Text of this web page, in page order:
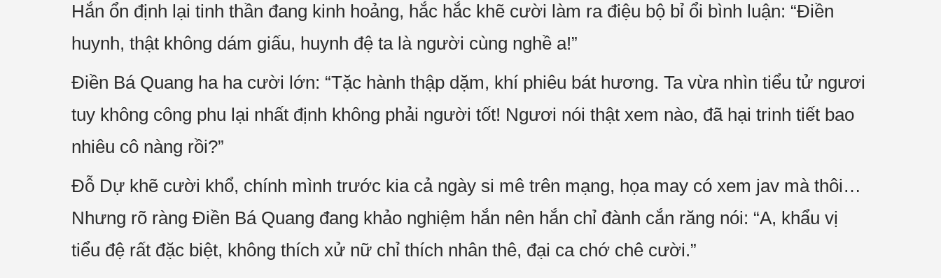
Hắn ổn định lại tinh thần đang kinh hoảng, hắc hắc khẽ cười làm ra điệu bộ bỉ ổi bình luận: “Điền
huynh, thật không dám giấu, huynh đệ ta là người cùng nghề a!”
Điền Bá Quang ha ha cười lớn: “Tặc hành thập dặm, khí phiêu bát hương. Ta vừa nhìn tiểu tử ngươi
tuy không công phu lại nhất định không phải người tốt! Ngươi nói thật xem nào, đã hại trinh tiết bao
nhiêu cô nàng rồi?”
Đỗ Dự khẽ cười khổ, chính mình trước kia cả ngày si mê trên mạng, họa may có xem jav mà thôi…
Nhưng rõ ràng Điền Bá Quang đang khảo nghiệm hắn nên hắn chỉ đành cắn răng nói: “A, khẩu vị
tiểu đệ rất đặc biệt, không thích xử nữ chỉ thích nhân thê, đại ca chớ chê cười.”